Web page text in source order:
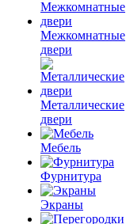
Межкомнатные
двери
Металлические
двери
Мебель
Фурнитура
Экраны